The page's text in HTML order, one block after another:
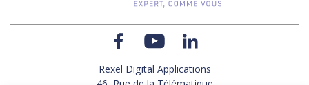
Rexel Digital Applications